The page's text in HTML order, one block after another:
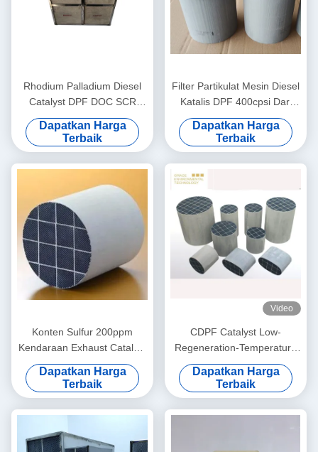
Rhodium Palladium Diesel
Catalyst DPF DOC SCR
POC EU5 EU6 Modul Empat
Dalam Satu
Dapatkan Harga
Terbaik
Filter Partikulat Mesin Diesel
Katalis DPF 400cpsi Dari
Gas Ekor Hapus Asap Hitam
Dapatkan Harga
Terbaik
Konten Sulfur 200ppm
Kendaraan Exhaust Catalyst
Diesel Dpf Regenerasi Untuk
Generator Kapal
Dapatkan Harga
Terbaik
Video
CDPF Catalyst Low-
Regeneration-Temperature
Catalytic Converter untuk
Filtrasi Partikel Diesel
Dapatkan Harga
Terbaik